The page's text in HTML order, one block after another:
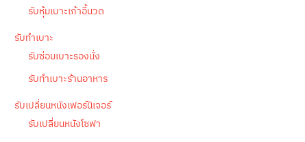
รับหุ้มเบาะเก้าอี้นวด
รับทำเบาะ
รับซ่อมเบาะรองนั่ง
รับทำเบาะร้านอาหาร
รับเปลี่ยนหนังเฟอร์นิเจอร์
รับเปลี่ยนหนังโซฟา